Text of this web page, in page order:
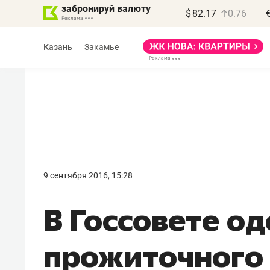
забронируй валюту $ 82.17 0.76
Казань Закамье
9 сентября 2016, 15:28
В Госсовете
правил, бизнес может
потерять минимум